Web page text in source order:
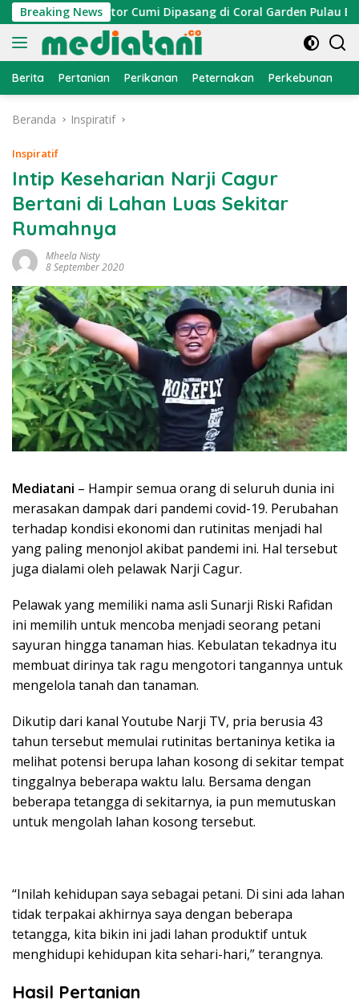
Langsung
ke
konten
Breaking News
Atraktor Cumi Dipasang di Coral Garden Pulau Barrang
Berita Pertanian Perikanan Peternakan Perkebunan
Beranda Inspiratif
Inspiratif
Intip Keseharian Narji Cagur
Bertani di Lahan Luas Sekitar
Rumahnya
Mheela Nisty
8 September 2020
Mediatani – Hampir semua orang di seluruh dunia ini
merasakan dampak dari pandemi covid-19. Perubahan
terhadap kondisi ekonomi dan rutinitas menjadi hal
yang paling menonjol akibat pandemi ini. Hal tersebut
juga dialami oleh pelawak Narji Cagur.
Pelawak yang memiliki nama asli Sunarji Riski Rafidan
ini memilih untuk mencoba menjadi seorang petani
sayuran hingga tanaman hias. Kebulatan tekadnya itu
membuat dirinya tak ragu mengotori tangannya untuk
mengelola tanah dan tanaman.
Dikutip dari kanal Youtube Narji TV, pria berusia 43
tahun tersebut memulai rutinitas bertaninya ketika ia
melihat potensi berupa lahan kosong di sekitar tempat
tinggalnya beberapa waktu lalu. Bersama dengan
beberapa tetangga di sekitarnya, ia pun memutuskan
untuk mengolah lahan kosong tersebut.
“Inilah kehidupan saya sebagai petani. Di sini ada lahan
tidak terpakai akhirnya saya dengan beberapa
tetangga, kita bikin ini jadi lahan produktif untuk
menghidupi kehidupan kita sehari-hari,” terangnya.
Hasil Pertanian